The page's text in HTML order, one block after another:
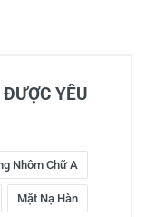
YÊU
Nhôm Chữ A
Mặt Nạ Hàn